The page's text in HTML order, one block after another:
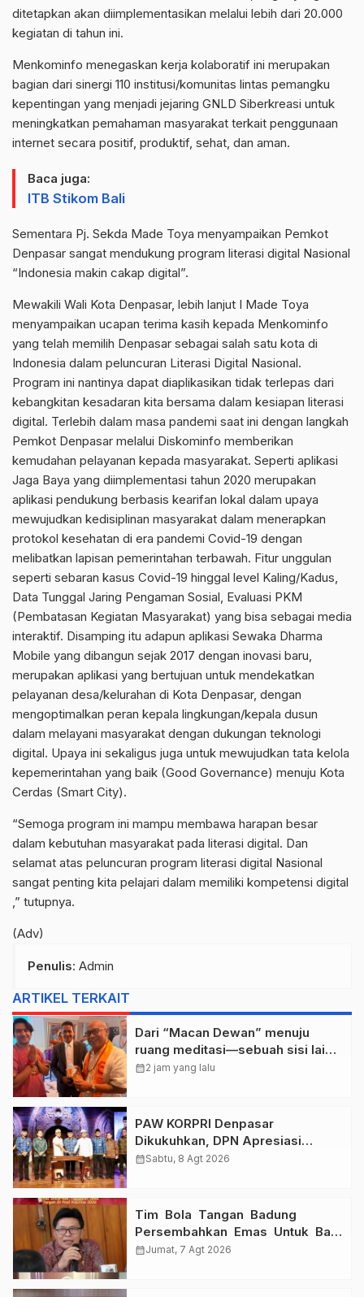
ditetapkan akan diimplementasikan melalui lebih dari 20.000
kegiatan di tahun ini.
Menkominfo menegaskan kerja kolaboratif ini merupakan
bagian dari sinergi 110 institusi/komunitas lintas pemangku
kepentingan yang menjadi jejaring GNLD Siberkreasi untuk
meningkatkan pemahaman masyarakat terkait penggunaan
internet secara positif, produktif, sehat, dan aman.
Baca juga:
ITB Stikom Bali
Sementara Pj. Sekda Made Toya menyampaikan Pemkot
Denpasar sangat mendukung program literasi digital Nasional
“Indonesia makin cakap digital”.
Mewakili Wali Kota Denpasar, lebih lanjut I Made Toya
menyampaikan ucapan terima kasih kepada Menkominfo
yang telah memilih Denpasar sebagai salah satu kota di
Indonesia dalam peluncuran Literasi Digital Nasional.
Program ini nantinya dapat diaplikasikan tidak terlepas dari
kebangkitan kesadaran kita bersama dalam kesiapan literasi
digital. Terlebih dalam masa pandemi saat ini dengan langkah
Pemkot Denpasar melalui Diskominfo memberikan
kemudahan pelayanan kepada masyarakat. Seperti aplikasi
Jaga Baya yang diimplementasi tahun 2020 merupakan
aplikasi pendukung berbasis kearifan lokal dalam upaya
mewujudkan kedisiplinan masyarakat dalam menerapkan
protokol kesehatan di era pandemi Covid-19 dengan
melibatkan lapisan pemerintahan terbawah. Fitur unggulan
seperti sebaran kasus Covid-19 hinggal level Kaling/Kadus,
Data Tunggal Jaring Pengaman Sosial, Evaluasi PKM
(Pembatasan Kegiatan Masyarakat) yang bisa sebagai media
interaktif. Disamping itu adapun aplikasi Sewaka Dharma
Mobile yang dibangun sejak 2017 dengan inovasi baru,
merupakan aplikasi yang bertujuan untuk mendekatkan
pelayanan desa/kelurahan di Kota Denpasar, dengan
mengoptimalkan peran kepala lingkungan/kepala dusun
dalam melayani masyarakat dengan dukungan teknologi
digital. Upaya ini sekaligus juga untuk mewujudkan tata kelola
kepemerintahan yang baik (Good Governance) menuju Kota
Cerdas (Smart City).
“Semoga program ini mampu membawa harapan besar
dalam kebutuhan masyarakat pada literasi digital. Dan
selamat atas peluncuran program literasi digital Nasional
sangat penting kita pelajari dalam memiliki kompetensi digital
,” tutupnya.
(Adv)
Penulis: Admin
ARTIKEL TERKAIT
Dari “Macan Dewan” menuju
ruang meditasi—sebuah sisi lain I
Dewa Nyoman Rai Bertemu Baba
calendar_month2 jam yang lalu
PAW KORPRI Denpasar
Dikukuhkan, DPN Apresiasi
“Sembagi Arutala” untuk Lindungi
calendar_monthSabtu, 8 Agt 2026
Tim Bola Tangan Badung
Persembahkan Emas Untuk Bali
, Taklukkan Jawa Tengah Di
calendar_monthJumat, 7 Agt 2026